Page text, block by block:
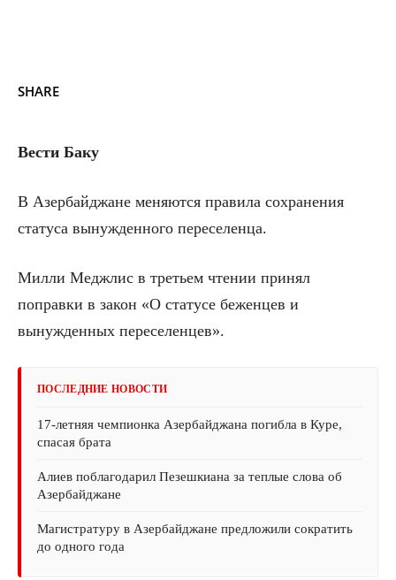
SHARE
Вести Баку
В Азербайджане меняются правила сохранения
статуса вынужденного переселенца.
Милли Меджлис в третьем чтении принял
поправки в закон «О статусе беженцев и
вынужденных переселенцев».
ПОСЛЕДНИЕ НОВОСТИ
17-летняя чемпионка Азербайджана погибла в Куре,
спасая брата
Алиев поблагодарил Пезешкиана за теплые слова об
Азербайджане
Магистратуру в Азербайджане предложили сократить
до одного года